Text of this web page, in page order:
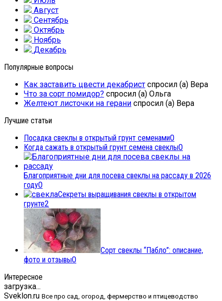
Август
Сентябрь
Октябрь
Ноябрь
Декабрь
Популярные вопросы
Как заставить цвести декабрист спросил (а) Вера
Что за сорт помидор? спросил (а) Ольга
Желтеют листочки на герани спросил (а) Вера
Лучшие статьи
Посадка свеклы в открытый грунт семенами0
Когда сажать в открытый грунт семена свеклы0
Благоприятные дни для посева свеклы на рассаду в 2026
году0
Секреты выращивания свеклы в открытом
грунте2
Сорт свеклы “Пабло”: описание,
фото и отзывы0
Интересное
загрузка...
Sveklon.ru Все про сад, огород, фермерство и птицеводство